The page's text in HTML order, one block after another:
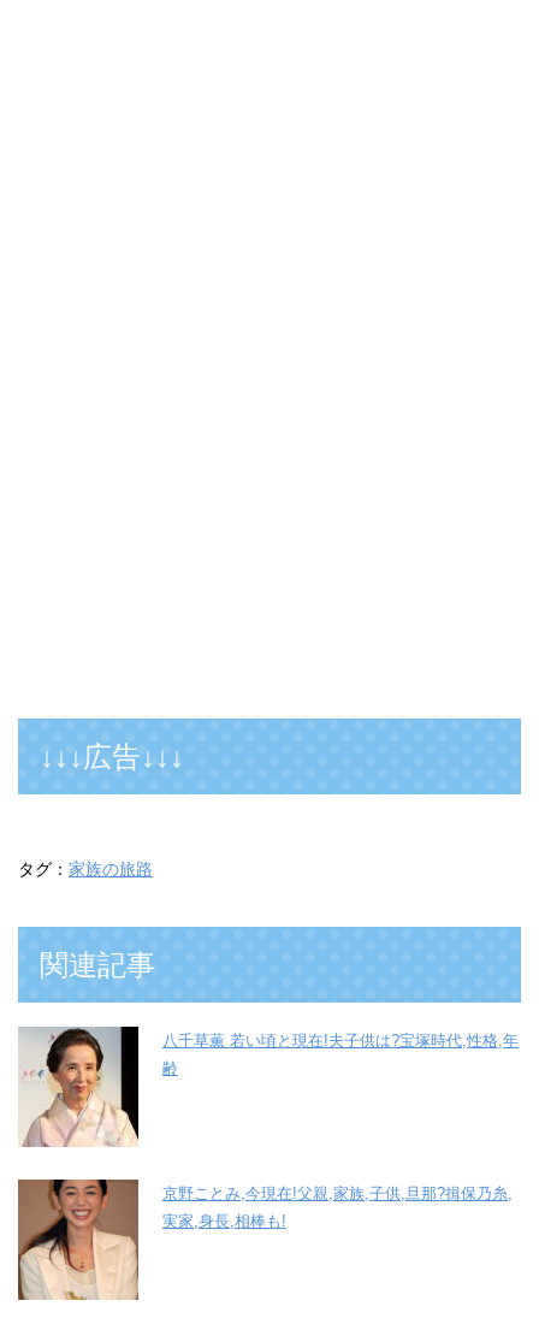
↓↓↓広告↓↓↓
タグ： 家族の旅路
関連記事
八千草薫 若い頃と現在!夫子供は?宝塚時代,性格,年
齢
京野ことみ,今現在!父親,家族,子供,旦那?揖保乃糸,
実家,身長,相棒も!